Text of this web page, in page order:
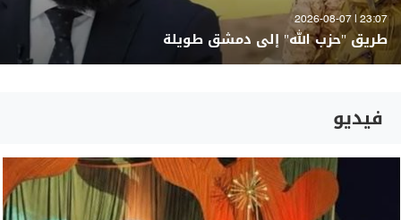
23:07 | 2026-08-07
طريق "حزب الله" إلى دمشق طويلة
فيديو